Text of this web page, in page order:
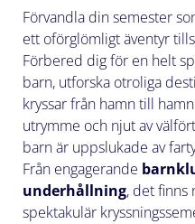
Förvandla din semester
ett oförglömligt äventyr
Förbered dig för en helt
barn, utforska otroliga
kryssar från hamn till
utrymme och njut av
barn är uppslukade av
Från engagerande
underhållning, det finns
spektakulär